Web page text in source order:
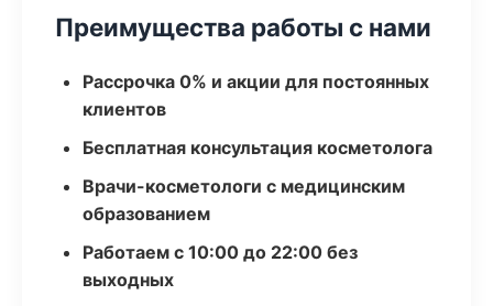
Преимущества работы с нами
Рассрочка 0% и акции для постоянных
клиентов
Бесплатная консультация косметолога
Врачи-косметологи с медицинским
образованием
Работаем с 10:00 до 22:00 без
выходных